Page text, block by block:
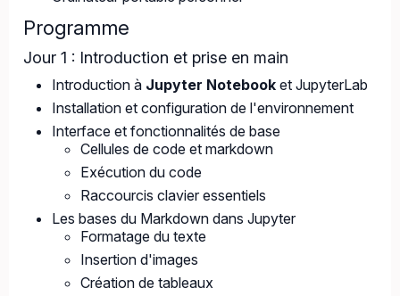
Programme
Jour 1 : Introduction et prise en main
Introduction à Jupyter Notebook et JupyterLab
Installation et configuration de l'environnement
Interface et fonctionnalités de base
Cellules de code et markdown
Exécution du code
Raccourcis clavier essentiels
Les bases du Markdown dans Jupyter
Formatage du texte
Insertion d'images
Création de tableaux